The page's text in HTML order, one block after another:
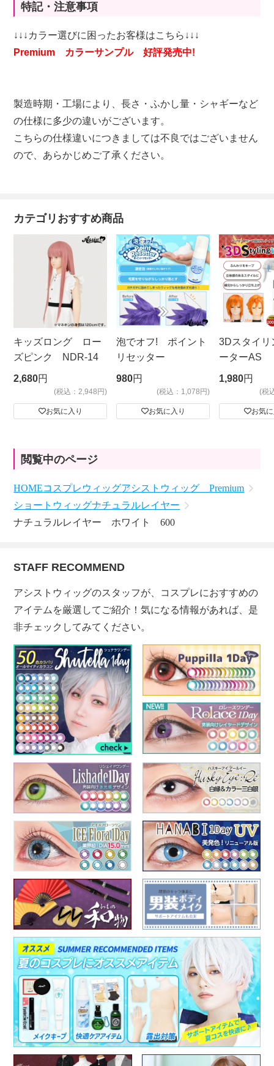
特記・注意事項
↓↓↓カラー選びに困ったお客様はこちら↓↓↓
Premium カラーサンプル 好評発売中!
製造時期・工場により、長さ・ふかし量・シャギーなど
の仕様に多少の違いがございます。
こちらの仕様違いにつきましては不良ではございません
ので、あらかじめご了承ください。
カテゴリおすすめ商品
キッズロング ロー
ズピンク NDR-14
2,680円
(税込：2,948円)
お気に入り
泡でオフ! ポイント
リセッター
980円
(税込：1,078円)
お気に入り
3Dスタイリ
ーターAS
ビッグサイ
1,980円
(税
お気
閲覧中のページ
HOMEコスプレウィッグアシストウィッグ Premium
ショートウィッグナチュラルレイヤー
ナチュラルレイヤー ホワイト 600
STAFF RECOMMEND
アシストウィッグのスタッフが、コスプレにおすすめの
アイテムを厳選してご紹介！気になる情報があれば、是
非チェックしてみてください。